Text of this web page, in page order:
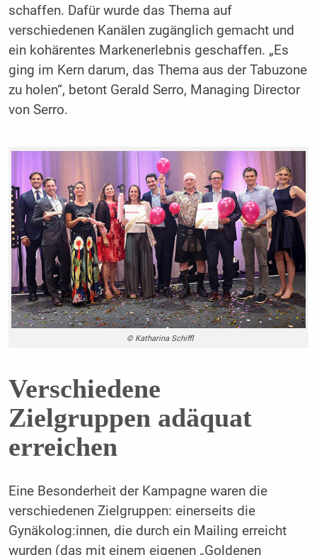
schaffen. Dafür wurde das Thema auf
verschiedenen Kanälen zugänglich gemacht und
ein kohärentes Markenerlebnis geschaffen. „Es
ging im Kern darum, das Thema aus der Tabuzone
zu holen“, betont Gerald Serro, Managing Director
von Serro.
© Katharina Schiffl
Verschiedene
Zielgruppen adäquat
erreichen
Eine Besonderheit der Kampagne waren die
verschiedenen Zielgruppen: einerseits die
Gynäkolog:innen, die durch ein Mailing erreicht
wurden (das mit einem eigenen „Goldenen